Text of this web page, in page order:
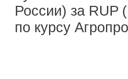
России) за
по курсу